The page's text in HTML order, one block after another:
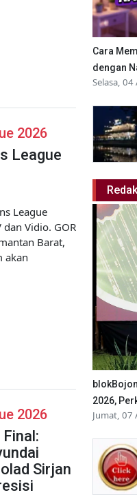
2026
League
League
Vidio. GOR
Barat,
akan
2026
Sirjan
Cara
dengan
Selasa,
2026,
Jumat, 07